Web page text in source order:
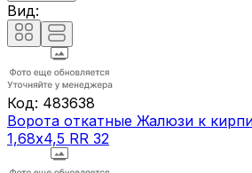
Вид:
Код: 483638
Ворота откатные Жалюзи к
1,68х4,5 RR 32